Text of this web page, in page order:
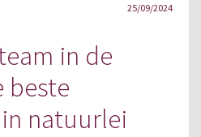
25/09/2024
in de
beste
natuurlei